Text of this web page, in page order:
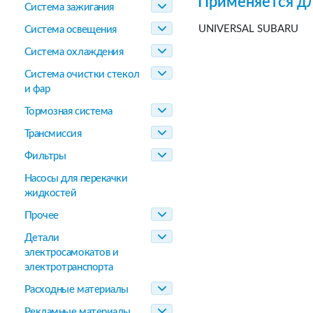
Система зажигания
Система освещения
Система охлаждения
Система очистки стекол
и фар
Тормозная система
Трансмиссия
Фильтры
Насосы для перекачки
жидкостей
Прочее
Детали
электросамокатов и
электротранспорта
Расходные материалы
UNIVERSAL SUBARU